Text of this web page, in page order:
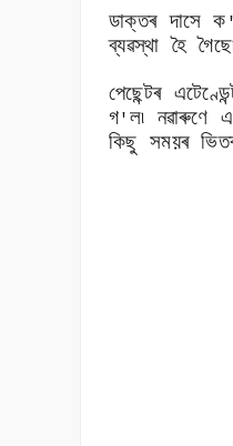
ডাক্তৰ দাসে ক
ব্যৱস্থা হৈ
পেছেন্টৰ
গ' ল৷ নৱাৰুণে
কিছু সময়ৰ